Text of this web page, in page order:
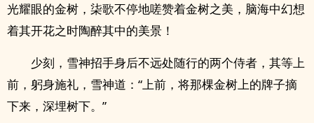
光耀眼的金树，柒歌不停地嗟赞着金树之美，脑海中幻想
着其开花之时陶醉其中的美景！
少刻，雪神招手身后不远处随行的两个侍者，其等上
前，躬身施礼，雪神道：“上前，将那棵金树上的牌子摘
下来，深埋树下。”